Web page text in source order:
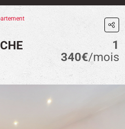
1
340€/mois